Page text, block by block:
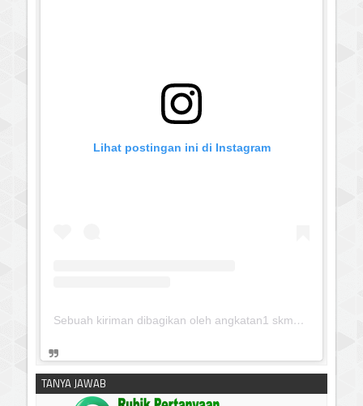
Lihat postingan ini di Instagram
Sebuah kiriman dibagikan oleh angkatan1 skmm 2020 (@albayaanyinfo)
TANYA JAWAB